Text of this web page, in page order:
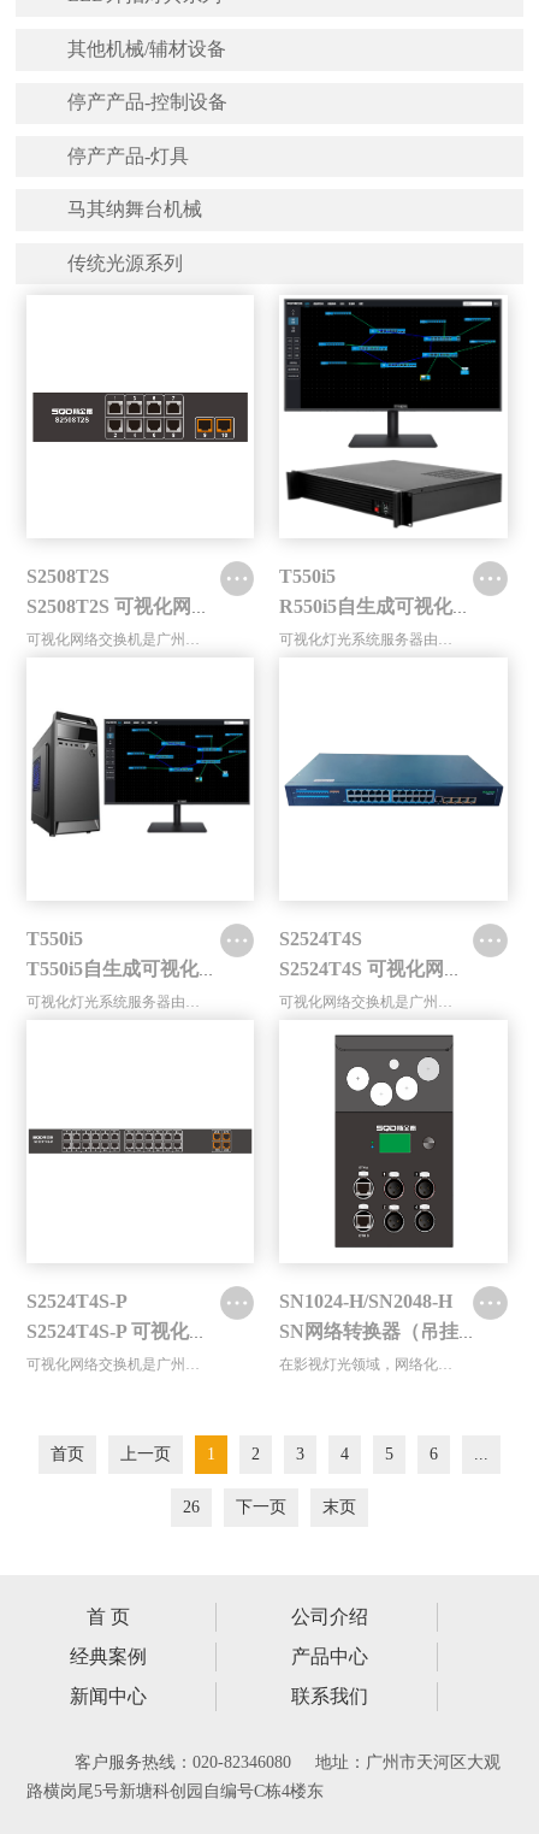
其他机械/辅材设备
停产产品-控制设备
停产产品-灯具
马其纳舞台机械
传统光源系列
S2508T2S
S2508T2S 可视化网络交换机
可视化网络交换机是广州斯全德灯光...
T550i5
R550i5自生成可视化灯光管理平台服务器（机架式）
可视化灯光系统服务器由高性能电脑...
T550i5
T550i5自生成可视化灯光管理平台服务器（台式）
可视化灯光系统服务器由高性能电脑...
S2524T4S
S2524T4S 可视化网络交换机
可视化网络交换机是广州斯全德灯光...
S2524T4S-P
S2524T4S-P 可视化网络交换机
SN1024-H/SN2048-H
首页 上一页 1 2 3 4 5 6
26 下一页 末页
首 页
公司介绍
经典案例
产品中心
新闻中心
联系我们
客户服务热线：020-82346080 地址：广州市天河区大观
路横岗尾5号新塘科创园自编号C栋4楼东